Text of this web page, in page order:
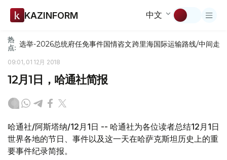
KAZINFORM 中文
热
点: 选举-2026总统府任免事件国情咨文跨里海国际运输路线/中间走廊
09:01, 01 12月 2018
12月1日，哈通社简报
哈通社/阿斯塔纳/12月1日 -- 哈通社为各位读者总结12月1日
世界各地的节日、事件以及这一天在哈萨克斯坦历史上的重
要事件纪录简报。